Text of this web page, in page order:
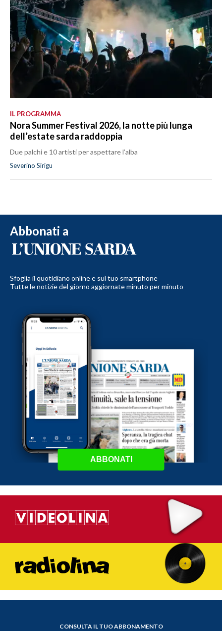
IL PROGRAMMA
Nora Summer Festival 2026, la notte più lunga
dell’estate sarda raddoppia
Due palchi e 10 artisti per aspettare l’alba
Severino Sirigu
Abbonati a
Sfoglia il quotidiano online e sul tuo smartphone
Tutte le notizie del giorno aggiornate minuto per minuto
ABBONATI
CONSULTA IL TUO ABBONAMENTO